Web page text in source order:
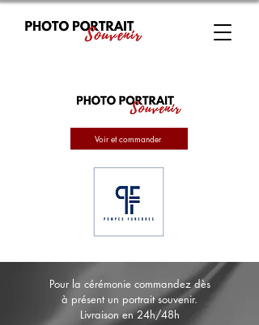
Voir et commander
Pour la cérémonie commandez dès
à présent un portrait souvenir.
Livraison en 24h/48h